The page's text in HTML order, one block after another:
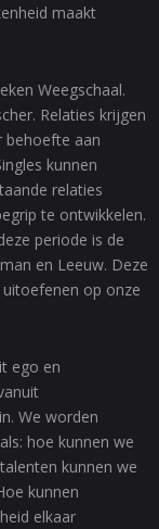
maakt
Weegschaal.
Relaties krijgen
behoefte aan
kunnen
relaties
te ontwikkelen.
periode is de
en Leeuw. Deze
op onze
ego en
We worden
hoe kunnen we
kunnen we
kunnen
elkaar